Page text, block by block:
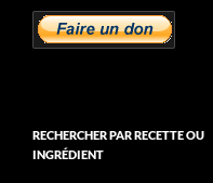
RECHERCHER PAR RECETTE OU
INGRÉDIENT